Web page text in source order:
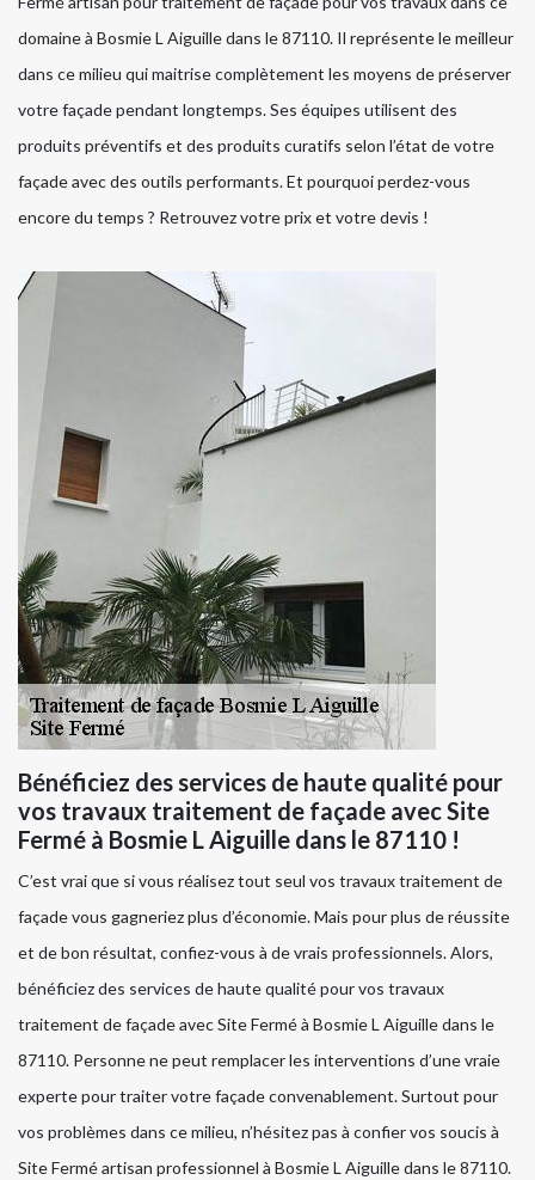
domaine à Bosmie L Aiguille dans le 87110. Il représente le meilleur
dans ce milieu qui maitrise complètement les moyens de préserver
votre façade pendant longtemps. Ses équipes utilisent des
produits préventifs et des produits curatifs selon l’état de votre
façade avec des outils performants. Et pourquoi perdez-vous
encore du temps ? Retrouvez votre prix et votre devis !
Bénéficiez des services de haute qualité pour
vos travaux traitement de façade avec Site
Fermé à Bosmie L Aiguille dans le 87110 !
C’est vrai que si vous réalisez tout seul vos travaux traitement de
façade vous gagneriez plus d’économie. Mais pour plus de réussite
et de bon résultat, confiez-vous à de vrais professionnels. Alors,
bénéficiez des services de haute qualité pour vos travaux
traitement de façade avec Site Fermé à Bosmie L Aiguille dans le
87110. Personne ne peut remplacer les interventions d’une vraie
experte pour traiter votre façade convenablement. Surtout pour
vos problèmes dans ce milieu, n’hésitez pas à confier vos soucis à
Site Fermé artisan professionnel à Bosmie L Aiguille dans le 87110.